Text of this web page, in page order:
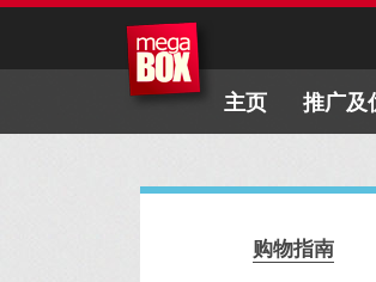
主页 推广及
购物指南